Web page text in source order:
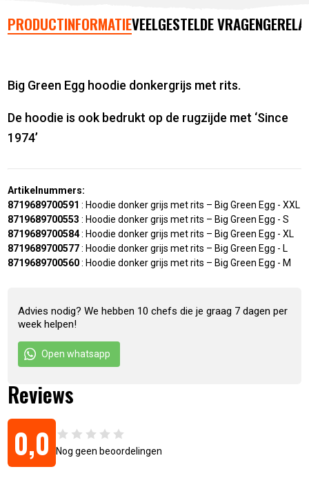
PRODUCTINFORMATIEVEELGESTELDE VRAGEN
Big Green Egg hoodie donkergrijs met rits.
De hoodie is ook bedrukt op de rugzijde met ‘Since
1974’
Artikelnummers:
8719689700591 : Hoodie donker grijs met rits – Big Green Egg - XXL
8719689700553 : Hoodie donker grijs met rits – Big Green Egg - S
8719689700584: Hoodie donker grijs met rits – Big Green Egg - XL
8719689700577: Hoodie donker grijs met rits – Big Green Egg - L
8719689700560: Hoodie donker grijs met rits – Big Green Egg - M
Advies nodig? We hebben 10 chefs die je graag 7 dagen per
week helpen!
Open whatsapp
Reviews
0,0 Nog geen beoordelingen